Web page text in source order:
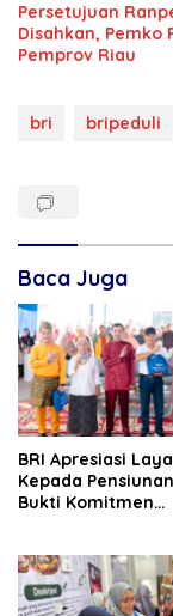
Persetujuan
Disahkan, Pemko
Pemprov Riau
bri bripeduli
Baca Juga
BRI Apresiasi
Kepada
Bukti Komitmen